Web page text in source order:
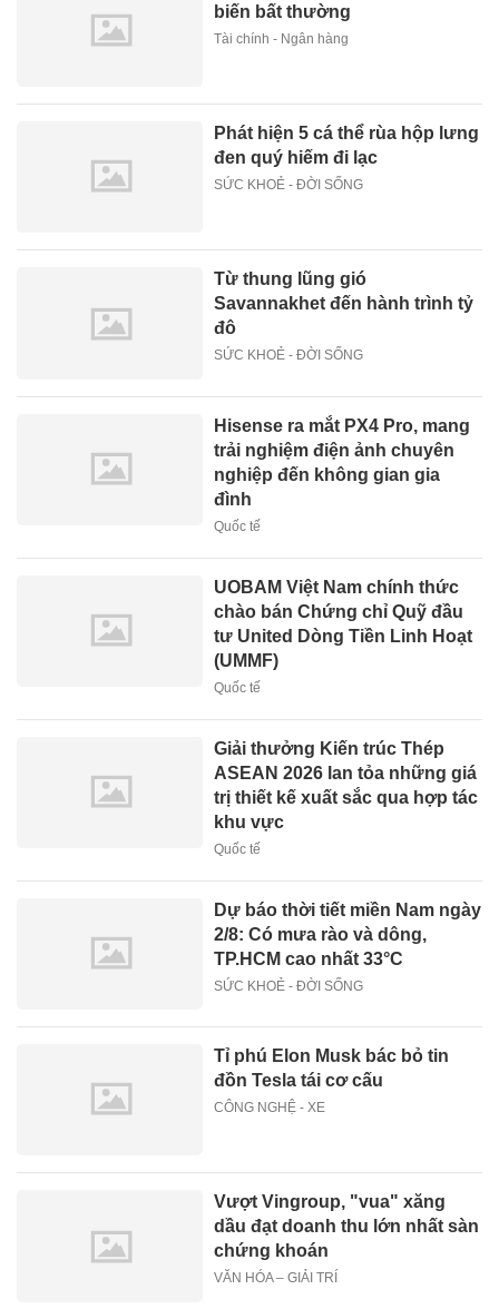
biến bất thường
Tài chính - Ngân hàng
Phát hiện 5 cá thể rùa hộp lưng
đen quý hiếm đi lạc
SỨC KHOẺ - ĐỜI SỐNG
Từ thung lũng gió
Savannakhet đến hành trình tỷ
đô
SỨC KHOẺ - ĐỜI SỐNG
Hisense ra mắt PX4 Pro, mang
trải nghiệm điện ảnh chuyên
nghiệp đến không gian gia
đình
Quốc tế
UOBAM Việt Nam chính thức
chào bán Chứng chỉ Quỹ đầu
tư United Dòng Tiền Linh Hoạt
(UMMF)
Quốc tế
Giải thưởng Kiến trúc Thép
ASEAN 2026 lan tỏa những giá
trị thiết kế xuất sắc qua hợp tác
khu vực
Quốc tế
Dự báo thời tiết miền Nam ngày
2/8: Có mưa rào và dông,
TP.HCM cao nhất 33°C
SỨC KHOẺ - ĐỜI SỐNG
Tỉ phú Elon Musk bác bỏ tin
đồn Tesla tái cơ cấu
CÔNG NGHỆ - XE
Vượt Vingroup, "vua" xăng
dầu đạt doanh thu lớn nhất sàn
chứng khoán
VĂN HÓA – GIẢI TRÍ